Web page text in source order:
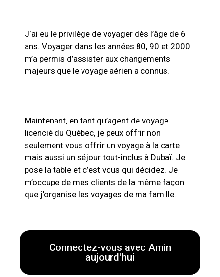
J‘ai eu le privilège de voyager dès l’âge de 6
ans. Voyager dans les années 80, 90 et 2000
m’a permis d’assister aux changements
majeurs que le voyage aérien a connus.
Maintenant, en tant qu’agent de voyage
licencié du Québec, je peux offrir non
seulement vous offrir un voyage à la carte
mais aussi un séjour tout-inclus à Dubaï. Je
pose la table et c’est vous qui décidez. Je
m’occupe de mes clients de la même façon
que j’organise les voyages de ma famille.
Connectez-vous avec Amin
aujourd'hui